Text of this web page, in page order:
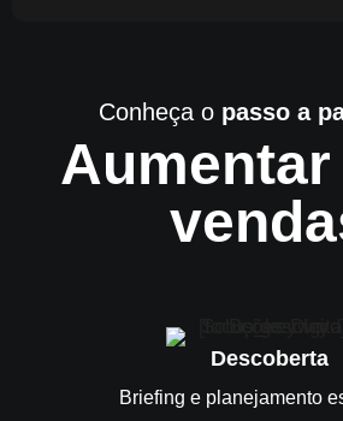
Conheça o passo a
Descoberta
Briefing e planejamento